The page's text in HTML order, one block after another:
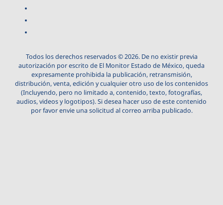
Todos los derechos reservados © 2026. De no existir previa
autorización por escrito de El Monitor Estado de México, queda
expresamente prohibida la publicación, retransmisión,
distribución, venta, edición y cualquier otro uso de los contenidos
(Incluyendo, pero no limitado a, contenido, texto, fotografías,
audios, videos y logotipos). Si desea hacer uso de este contenido
por favor envie una solicitud al correo arriba publicado.